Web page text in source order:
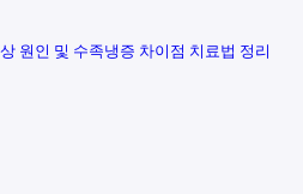
원인 및 수족냉증 차이점 치료법 정리